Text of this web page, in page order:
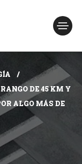
DE 45 KM Y
ALGO MÁS DE